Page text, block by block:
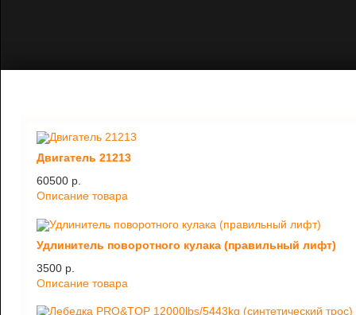
Двигатель 21213
60500 p.
Описание товара
Удлинитель поворотного кулака (правильный лифт)
3500 p.
Описание товара